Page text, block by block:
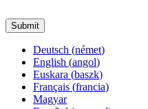
Submit
Deutsch (német)
English (angol)
Euskara (baszk)
Français (francia)
Magyar